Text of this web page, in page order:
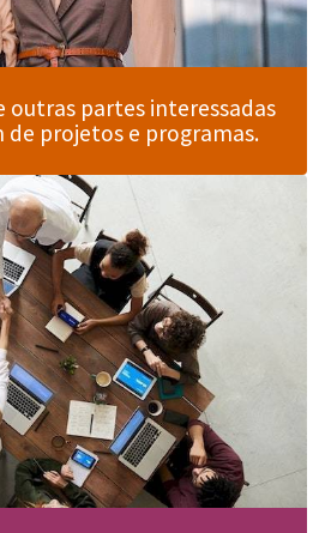
outras partes interessadas
de projetos e programas.